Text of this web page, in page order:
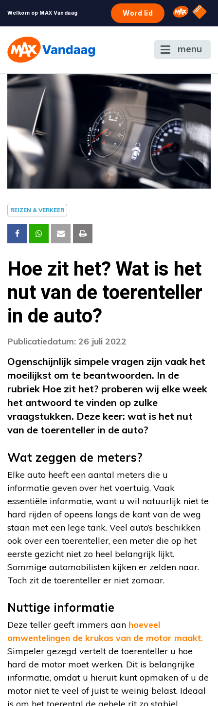
Welkom op MAX Vandaag Word lid Omroep
NPO
menu
REIZEN & VERKEER
Hoe zit het? Wat is het
nut van de toerenteller
in de auto?
Publicatiedatum: 26 juli 2022
Ogenschijnlijk simpele vragen zijn vaak het
moeilijkst om te beantwoorden. In de
rubriek Hoe zit het? proberen wij elke week
het antwoord te vinden op zulke
vraagstukken. Deze keer: wat is het nut
van de toerenteller in de auto?
Wat zeggen de meters?
Elke auto heeft een aantal meters die u
informatie geven over het voertuig. Vaak
essentiële informatie, want u wil natuurlijk niet te
hard rijden of opeens langs de kant van de weg
staan met een lege tank. Veel auto’s beschikken
ook over een toerenteller, een meter die op het
eerste gezicht niet zo heel belangrijk lijkt.
Sommige automobilisten kijken er zelden naar.
Toch zit de toerenteller er niet zomaar.
Nuttige informatie
Deze teller geeft immers aan hoeveel
omwentelingen de krukas van de motor maakt.
Simpeler gezegd vertelt de toerenteller u hoe
hard de motor moet werken. Dit is belangrijke
informatie, omdat u hieruit kunt opmaken of u de
motor niet te veel of juist te weinig belast. Ideaal
is om het toerental de gehele rit zo stabiel